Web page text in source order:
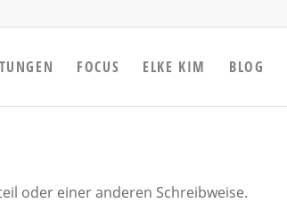
FOCUS ELKE KIM BLOG
oder einer anderen Schreibweise.